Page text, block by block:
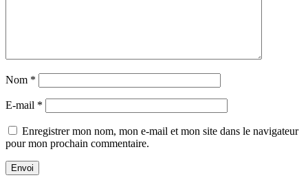
Nom *
E-mail *
Enregistrer mon nom, mon e-mail et mon site dans le navigateur
pour mon prochain commentaire.
Envoi